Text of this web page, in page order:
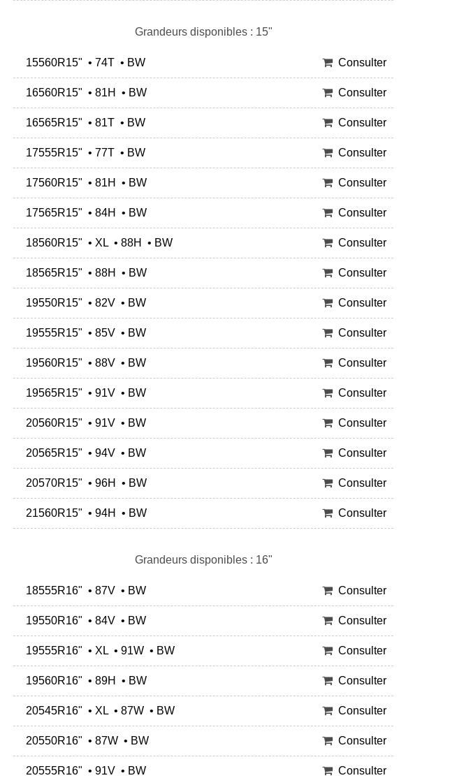
Grandeurs disponibles : 15"
15560R15" • 74T • BW Consulter
16560R15" • 81H • BW Consulter
16565R15" • 81T • BW Consulter
17555R15" • 77T • BW Consulter
17560R15" • 81H • BW Consulter
17565R15" • 84H • BW Consulter
18560R15" • XL • 88H • BW Consulter
18565R15" • 88H • BW Consulter
19550R15" • 82V • BW Consulter
19555R15" • 85V • BW Consulter
19560R15" • 88V • BW Consulter
19565R15" • 91V • BW Consulter
20560R15" • 91V • BW Consulter
20565R15" • 94V • BW Consulter
20570R15" • 96H • BW Consulter
21560R15" • 94H • BW Consulter
Grandeurs disponibles : 16"
18555R16" • 87V • BW Consulter
19550R16" • 84V • BW Consulter
19555R16" • XL • 91W • BW Consulter
19560R16" • 89H • BW Consulter
20545R16" • XL • 87W • BW Consulter
20550R16" • 87W • BW Consulter
20555R16" • 91V • BW Consulter